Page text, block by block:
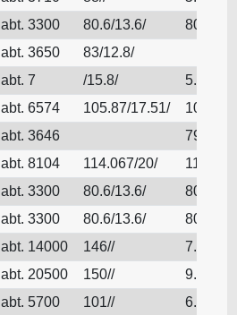
abt. 3300 80.6/13.6/
80.6
abt. 3650
83/12.8/
abt. 7 /15.8/
5.99
abt. 6574 105.87/17.51/
105.87
abt. 3646
79.66
abt. 8104 114.067/20/
114.067
abt. 3300 80.6/13.6/
80.6
abt. 3300 80.6/13.6/
80.6
abt. 14000 146//
7.7
abt. 20500 150//
9.75
abt. 5700 101//
6.9